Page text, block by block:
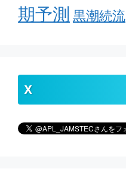
期予測 黒潮続流
X